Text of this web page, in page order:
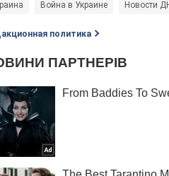
Война в Украине Новости
политика